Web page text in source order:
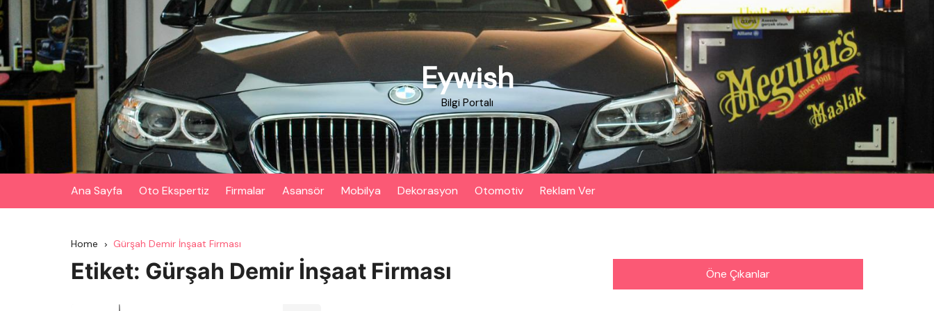
Skip
to
content
Eywish
Bilgi Portalı
Ana Sayfa Oto Ekspertiz Firmalar Asansör Mobilya Dekorasyon Otomotiv Reklam Ver
Home Gürşah Demir İnşaat Firması
Etiket: Gürşah Demir İnşaat Firması Öne Çıkanlar